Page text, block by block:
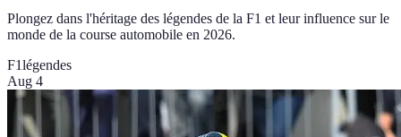
Plongez dans l'héritage des légendes de la F1 et leur influence sur le
monde de la course automobile en 2026.
F1légendes
Aug 4